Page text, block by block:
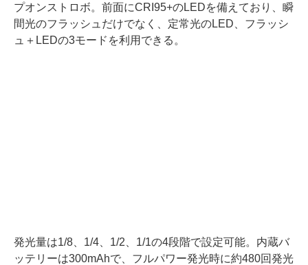
プオンストロボ。前面にCRI95+のLEDを備えており、瞬
間光のフラッシュだけでなく、定常光のLED、フラッシ
ュ＋LEDの3モードを利用できる。
発光量は1/8、1/4、1/2、1/1の4段階で設定可能。内蔵バ
ッテリーは300mAhで、フルパワー発光時に約480回発光